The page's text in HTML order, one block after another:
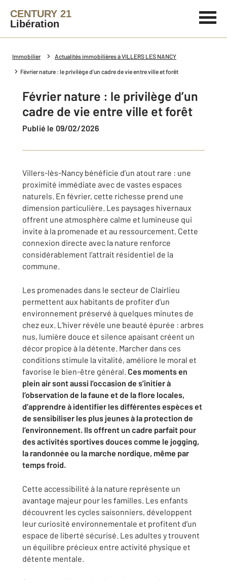
CENTURY 21
Libération
Immobilier Actualités immobilières à VILLERS LES NANCY
Février nature : le privilège d’un cadre de vie entre ville et forêt
Février nature : le privilège d’un
cadre de vie entre ville et forêt
Publié le 09/02/2026
Villers-lès-Nancy bénéficie d’un atout rare : une
proximité immédiate avec de vastes espaces
naturels. En février, cette richesse prend une
dimension particulière. Les paysages hivernaux
offrent une atmosphère calme et lumineuse qui
invite à la promenade et au ressourcement. Cette
connexion directe avec la nature renforce
considérablement l’attrait résidentiel de la
commune.
Les promenades dans le secteur de Clairlieu
permettent aux habitants de profiter d’un
environnement préservé à quelques minutes de
chez eux. L’hiver révèle une beauté épurée : arbres
nus, lumière douce et silence apaisant créent un
décor propice à la détente. Marcher dans ces
conditions stimule la vitalité, améliore le moral et
favorise le bien-être général. Ces moments en
plein air sont aussi l’occasion de s’initier à
l’observation de la faune et de la flore locales,
d’apprendre à identifier les différentes espèces et
de sensibiliser les plus jeunes à la protection de
l’environnement. Ils offrent un cadre parfait pour
des activités sportives douces comme le jogging,
la randonnée ou la marche nordique, même par
temps froid.
Cette accessibilité à la nature représente un
avantage majeur pour les familles. Les enfants
découvrent les cycles saisonniers, développent
leur curiosité environnementale et profitent d’un
espace de liberté sécurisé. Les adultes y trouvent
un équilibre précieux entre activité physique et
détente mentale.